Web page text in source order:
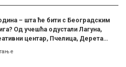
– шта ће бити с Београдским
Од учешћа одустали Лагуна,
центар, Пчелица, Дерета…